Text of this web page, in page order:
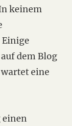
keinem
dem Blog
eine
einen